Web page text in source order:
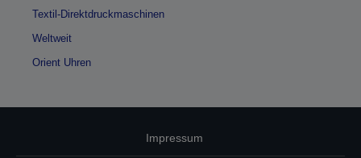
Textil-Direktdruckmaschinen
Weltweit
Orient Uhren
Impressum